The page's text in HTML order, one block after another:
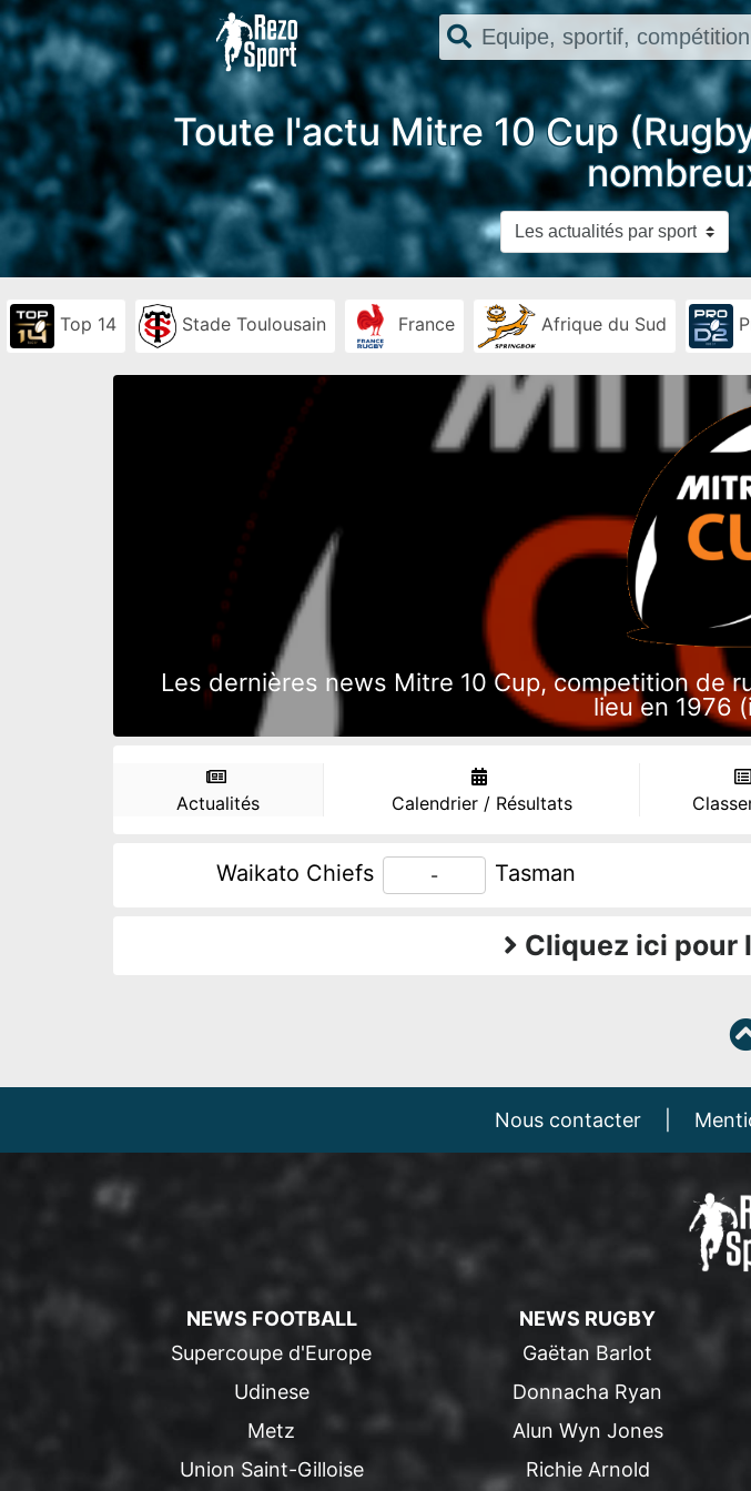
Toute l'actu Mitre 10 Cup
Top 14 Stade Toulousain France Afrique du Sud
Les dernières news Mitre 10 Cup, competition de
lieu en 1976
Actualités Calendrier / Résultats
Waikato Chiefs - Tasman
Cliquez ici pour
Nous contacter
NEWS FOOTBALL
Supercoupe d'Europe
Udinese
Metz
Union Saint-Gilloise
NEWS RUGBY
Gaëtan Barlot
Donnacha Ryan
Alun Wyn Jones
Richie Arnold